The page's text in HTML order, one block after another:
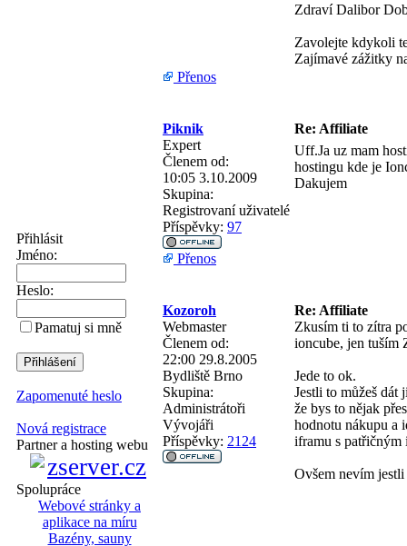
Přihlásit
Jméno:
Heslo:
Pamatuj si mně
Zapomenuté heslo
Nová registrace
Partner a hosting webu
Spolupráce
Webové stránky a
aplikace na míru
Bazény, sauny
Zdraví Dalibor
Zavolejte kdykoli
Zajímavé zážitky
Přenos
Piknik
Re: Affiliate
Expert
Členem od:
10:05 3.10.2009
Skupina:
Registrovaní uživatelé
Příspěvky: 97
Uff.Ja uz mam
hostingu kde je
Dakujem
Přenos
Kozoroh
Re: Affiliate
Webmaster
Členem od:
22:00 29.8.2005
Bydliště Brno
Skupina:
Administrátoři
Vývojáři
Příspěvky: 2124
Zkusím ti to zítra
ioncube, jen tuším
Jede to ok.
Jestli to můžeš dát
že bys to nějak
hodnotu nákupu a
iframu s patřičným
Ovšem nevím